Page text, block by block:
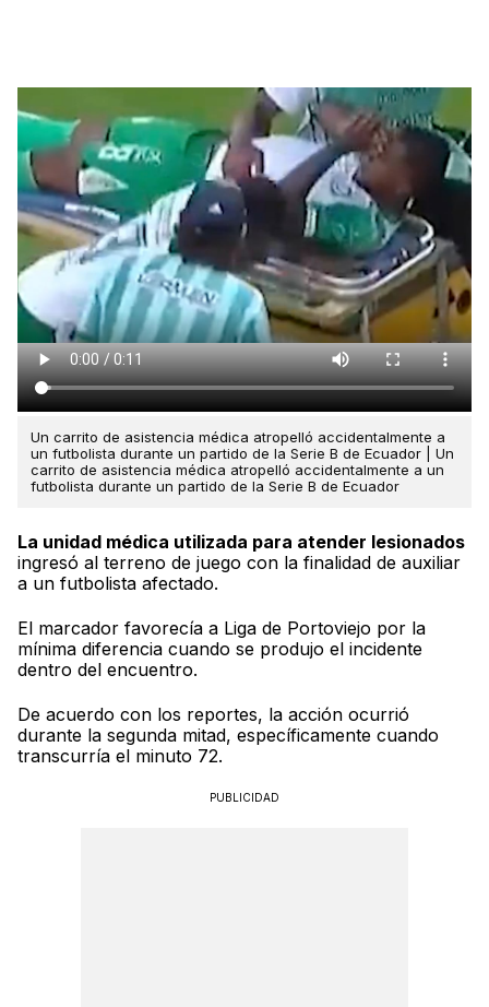
Un carrito de asistencia médica atropelló accidentalmente a
un futbolista durante un partido de la Serie B de Ecuador | Un
carrito de asistencia médica atropelló accidentalmente a un
futbolista durante un partido de la Serie B de Ecuador
La unidad médica utilizada para atender lesionados
ingresó al terreno de juego con la finalidad de auxiliar
a un futbolista afectado.
El marcador favorecía a Liga de Portoviejo por la
mínima diferencia cuando se produjo el incidente
dentro del encuentro.
De acuerdo con los reportes, la acción ocurrió
durante la segunda mitad, específicamente cuando
transcurría el minuto 72.
PUBLICIDAD